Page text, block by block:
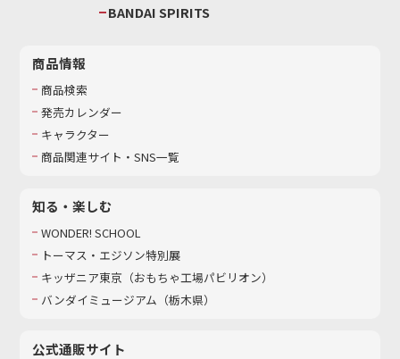
BANDAI SPIRITS
商品情報
商品検索
発売カレンダー
キャラクター
商品関連サイト・SNS一覧
知る・楽しむ
WONDER! SCHOOL
トーマス・エジソン特別展
キッザニア東京（おもちゃ工場パビリオン）​
バンダイミュージアム（栃木県）
公式通販サイト